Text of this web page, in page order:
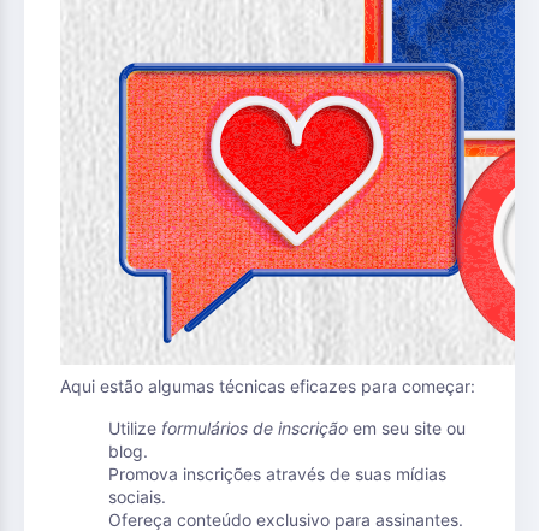
Aqui estão algumas técnicas eficazes para começar:
Utilize formulários de inscrição em seu site ou
blog.
Promova inscrições através de suas mídias
sociais.
Ofereça conteúdo exclusivo para assinantes.